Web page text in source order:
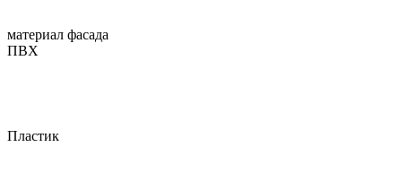
материал фасада
ПВХ
Пластик